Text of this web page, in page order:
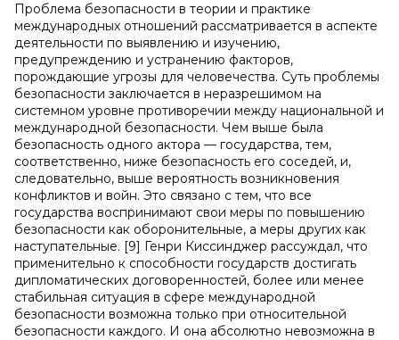
Проблема безопасности в теории и практике
международных отношений рассматривается в аспекте
деятельности по выявлению и изучению,
предупреждению и устранению факторов,
порождающие угрозы для человечества. Суть проблемы
безопасности заключается в неразрешимом на
системном уровне противоречии между национальной и
международной безопасности. Чем выше была
безопасность одного актора — государства, тем,
соответственно, ниже безопасность его соседей, и,
следовательно, выше вероятность возникновения
конфликтов и войн. Это связано с тем, что все
государства воспринимают свои меры по повышению
безопасности как оборонительные, а меры других как
наступательные. [9] Генри Киссинджер рассуждал, что
применительно к способности государств достигать
дипломатических договоренностей, более или менее
стабильная ситуация в сфере международной
безопасности возможна только при относительной
безопасности каждого. И она абсолютно невозможна в